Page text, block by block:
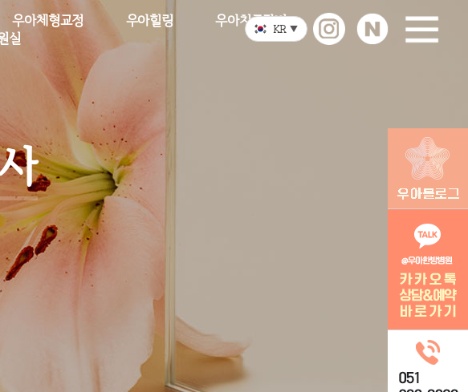
우아체형교정 우아힐링
우아치료장비
실 KR ▼